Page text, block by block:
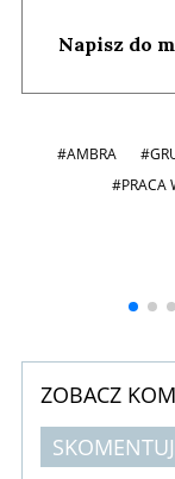
Napisz do
#AMBRA
#PRACA
ZOBACZ
SKOMENTUJ